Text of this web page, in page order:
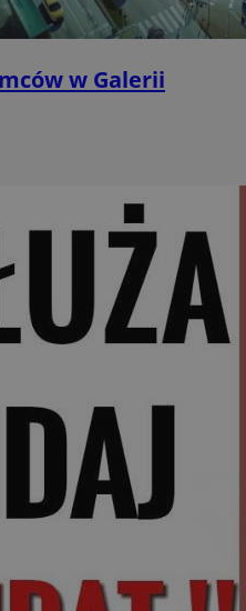
w Galerii